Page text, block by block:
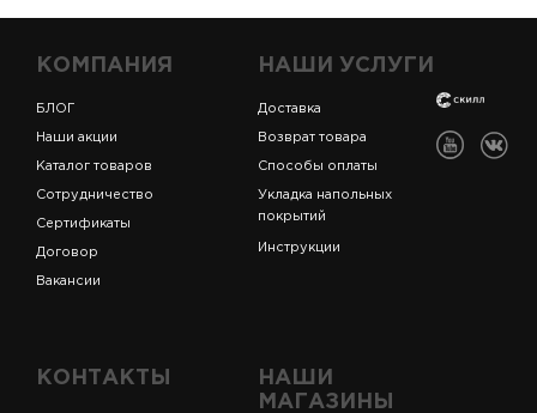
КОМПАНИЯ
БЛОГ
Наши акции
Каталог товаров
Сотрудничество
Сертификаты
Договор
Вакансии
НАШИ УСЛУГИ
Доставка
Возврат товара
Способы оплаты
Укладка напольных
покрытий
Инструкции
КОНТАКТЫ
НАШИ
МАГАЗИНЫ